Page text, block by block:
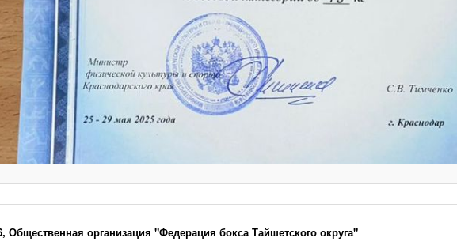
Общественная организация "Федерация бокса Тайшетского округа"